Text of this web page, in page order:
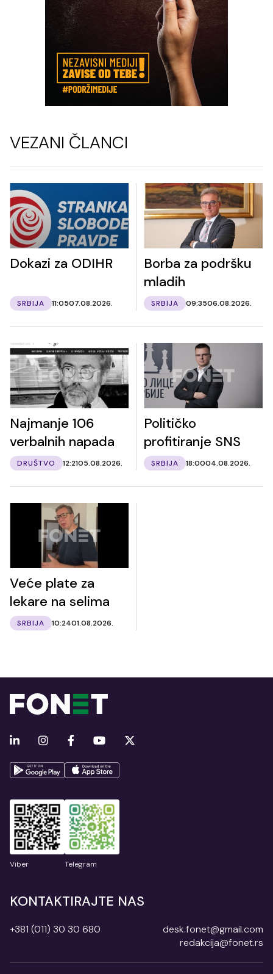
VEZANI ČLANCI
Dokazi za ODIHR
SRBIJA 11:0507.08.2026.
Borba za podršku
mladih
SRBIJA 09:3506.08.2026.
Najmanje 106
verbalnih napada
DRUŠTVO 12:2105.08.2026.
Političko
profitiranje SNS
SRBIJA 18:0004.08.2026.
Veće plate za
lekare na selima
SRBIJA 10:2401.08.2026.
Viber Telegram
KONTAKTIRAJTE NAS
+381 (011) 30 30 680
desk.fonet@gmail.com
redakcija@fonet.rs